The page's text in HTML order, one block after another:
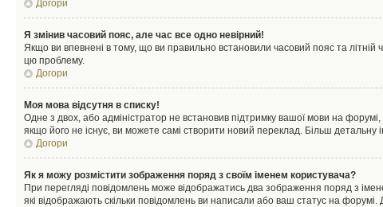
Догори
Я змінив часовий пояс, але час все одно невірний!
Якщо ви впевнені в тому, що ви правильно встановили часовий пояс та
цю проблему.
Догори
Моя мова відсутня в списку!
Одне з двох, або адміністратор не встановив підтримку вашої мови на
якщо його не існує, ви можете самі створити новий переклад. Більш
Догори
Як я можу розмістити зображення поряд з своїм іменем користувача?
При перегляді повідомлень може відображатись два зображення поряд з
які відображають скільки повідомлень ви написали або ваш статус на